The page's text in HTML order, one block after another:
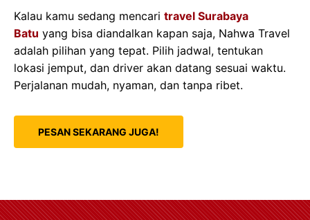
Kalau kamu sedang mencari travel Surabaya
Batu yang bisa diandalkan kapan saja, Nahwa Travel
adalah pilihan yang tepat. Pilih jadwal, tentukan
lokasi jemput, dan driver akan datang sesuai waktu.
Perjalanan mudah, nyaman, dan tanpa ribet.
PESAN SEKARANG JUGA!